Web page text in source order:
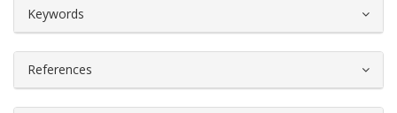
Keywords
References